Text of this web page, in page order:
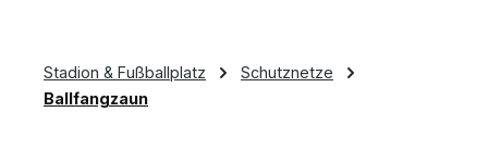
Stadion & Fußballplatz
Schutznetze
Ballfangzaun